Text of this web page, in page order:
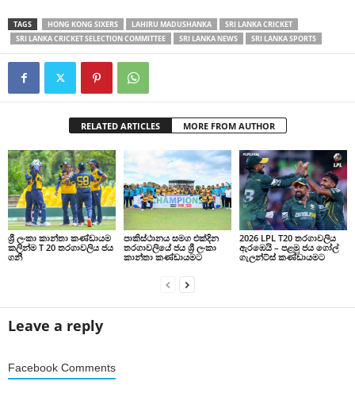
TAGS HONG KONG SIXERS LAHIRU MADUSHANKA
SRI LANKA CRICKET
SRI LANKA CRICKET SELECTION COMMITTEE
SRI LANKA NEWS SRI LANKA SPORTS
RELATED ARTICLES MORE FROM AUTHOR
ශ්‍රී ලංකා කාන්තා කණ්ඩායම
කලින්ම T 20 තරගාවලිය ජය
ගනී
පාකිස්ථානය සමග එක්දින
තරගාවලියේ ජය ශ්‍රී ලංකා
කාන්තා කණ්ඩායමට
2026 LPL T20 තරගාවලිය
ඇරඹෙයි – පළමු ජය ගෝල්
ගැලන්ට්ස් කණ්ඩායමට
Leave a reply
Facebook Comments